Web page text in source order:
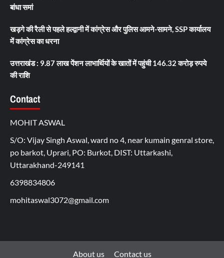
बांधा समां
खड़गे की रैली से पहले हल्द्वानी में कांग्रेस और पुलिस आमने-सामने, SSP कार्यालय
में कांग्रेस का धरना
उत्तराखंड : 9.87 लाख पेंशन लाभार्थियों के खातों में पहुंची 146.32 करोड़ रुपये
की राशि
Contact
MOHIT ASWAL
S/O: Vijay Singh Aswal, ward no 4, near kumain genral store,
po barkot, Uprari, PO: Burkot, DIST: Uttarkashi,
Uttarakhand-249141
6398834806
mohitaswal3072@gmail.com
About us Contact us